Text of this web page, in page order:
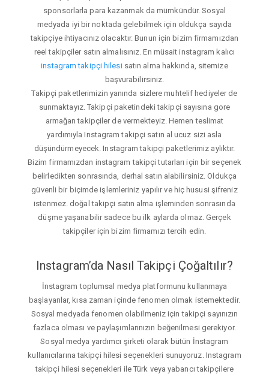
sponsorlarla para kazanmak da mümkündür. Sosyal
medyada iyi bir noktada gelebilmek için oldukça sayıda
takipçiye ihtiyacınız olacaktır. Bunun için bizim firmamızdan
reel takipçiler satın almalısınız. En müsait instagram kalıcı
instagram takipçi hilesisatın alma hakkında, sitemize
başvurabilirsiniz.
Takipçi paketlerimizin yanında sizlere muhtelif hediyeler de
sunmaktayız. Takipçi paketindeki takipçi sayısına gore
armağan takipçiler de vermekteyiz. Hemen teslimat
yardımıyla Instagram takipçi satın al ucuz sizi asla
düşündürmeyecek. Instagram takipçi paketlerimiz aylıktır.
Bizim firmamızdan instagram takipçi tutarları için bir seçenek
belirledikten sonrasında, derhal satın alabilirsiniz. Oldukça
güvenli bir biçimde işlemleriniz yapılır ve hiç hususi şifreniz
istenmez. doğal takipçi satın alma işleminden sonrasında
düşme yaşanabilir sadece bu ilk aylarda olmaz. Gerçek
takipçiler için bizim firmamızı tercih edin.
Instagram’da Nasıl Takipçi Çoğaltılır?
İnstagram toplumsal medya platformunu kullanmaya
başlayanlar, kısa zaman içinde fenomen olmak istemektedir.
Sosyal medyada fenomen olabilmeniz için takipçi sayınızın
fazlaca olması ve paylaşımlarınızın beğenilmesi gerekiyor.
Sosyal medya yardımcı şirketi olarak bütün İnstagram
kullanıcılarına takipçi hilesi seçenekleri sunuyoruz. Instagram
takipçi hilesi seçenekleri ile Türk veya yabancı takipçilere